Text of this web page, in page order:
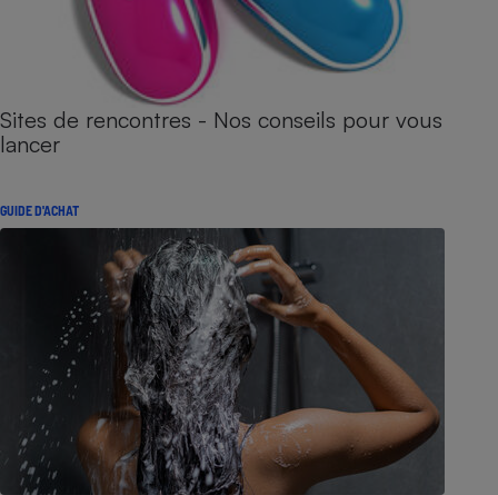
Sites de rencontres - Nos conseils pour vous
lancer
GUIDE D'ACHAT